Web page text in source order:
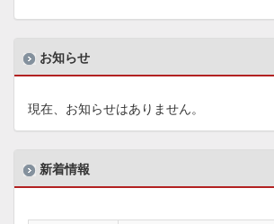
お知らせ
現在、お知らせはありません。
新着情報